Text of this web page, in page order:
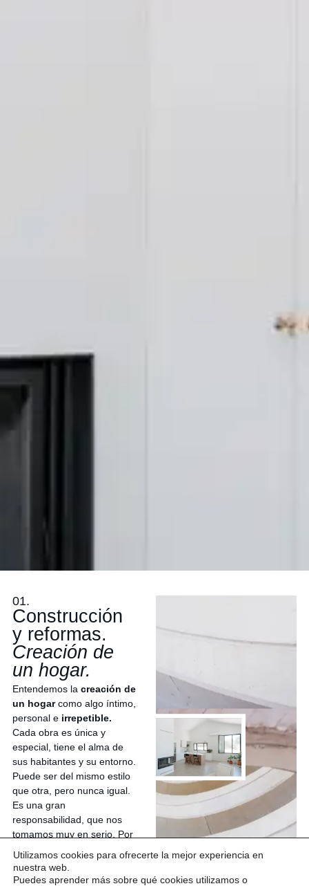
01.
Construcción
y reformas.
Creación de
un hogar.
Entendemos la creación de
un hogarcomo algo íntimo,
personal e irrepetible.
Cada obra es única y
especial, tiene el alma de
sus habitantes y su entorno.
Puede ser del mismo estilo
que otra, pero nunca igual.
Es una gran
responsabilidad, que nos
tomamos muy en serio. Por
participan personal propio y
subcontratas de confianza.
Utilizamos cookies para ofrecerte la mejor experiencia en
nuestra web.
Puedes aprender más sobre qué cookies utilizamos o